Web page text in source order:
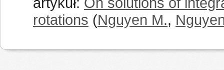
rotations (Nguyen M.,